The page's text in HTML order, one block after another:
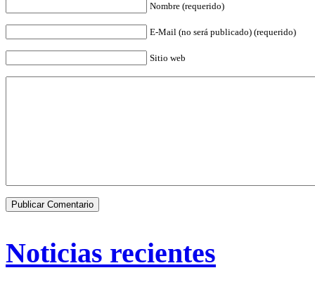
Nombre (requerido)
E-Mail (no será publicado) (requerido)
Sitio web
Noticias recientes